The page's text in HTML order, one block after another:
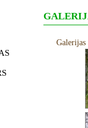
Galerijas